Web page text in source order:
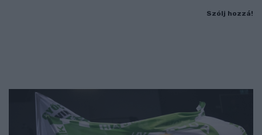
Szólj hozzá!